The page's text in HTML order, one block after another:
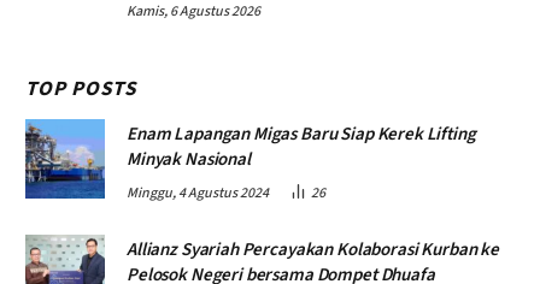
Kamis, 6 Agustus 2026
TOP POSTS
Enam Lapangan Migas Baru Siap Kerek Lifting
Minyak Nasional
Minggu, 4 Agustus 2024 26
Allianz Syariah Percayakan Kolaborasi Kurban ke
Pelosok Negeri bersama Dompet Dhuafa